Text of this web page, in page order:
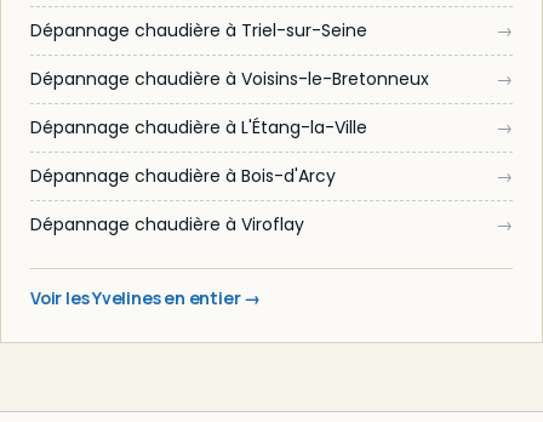
Dépannage chaudière à Triel-sur-Seine
→
Dépannage chaudière à Voisins-le-Bretonneux
→
Dépannage chaudière à L'Étang-la-Ville
→
Dépannage chaudière à Bois-d'Arcy
→
Dépannage chaudière à Viroflay
→
Voir les Yvelines en entier →